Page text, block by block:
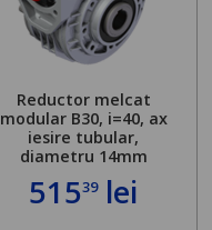
Reductor melcat
modular B30, i=40, ax
iesire tubular,
diametru 14mm
51539lei